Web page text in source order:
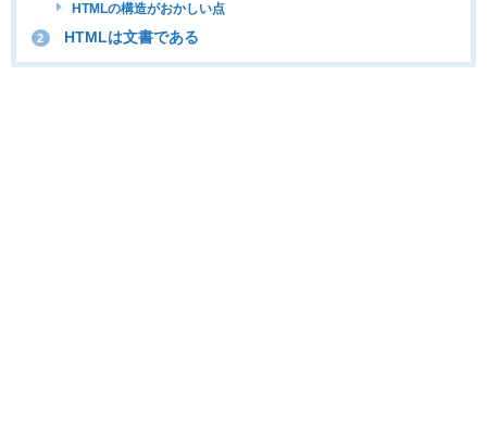
HTMLの構造がおかしい点
2 HTMLは文書である